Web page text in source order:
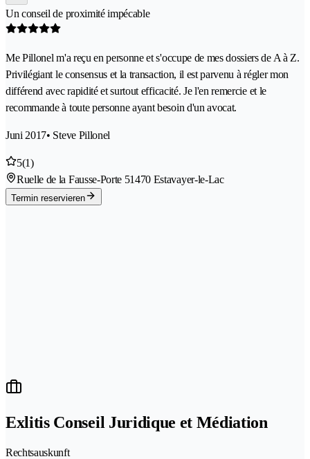
Un conseil de proximité impécable
Me Pillonel m'a reçu en personne et s'occupe de mes dossiers de A à Z.
Privilégiant le consensus et la transaction, il est parvenu à régler mon
différend avec rapidité et surtout efficacité. Je l'en remercie et le
recommande à toute personne ayant besoin d'un avocat.
Juni 2017• Steve Pillonel
5(1)
Ruelle de la Fausse-Porte 51470 Estavayer-le-Lac
Termin reservieren
Exlitis Conseil Juridique et Médiation
Rechtsauskunft